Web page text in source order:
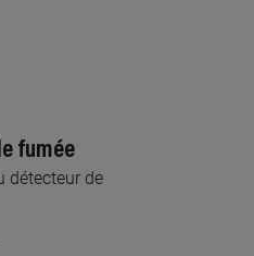
fumée
détecteur de